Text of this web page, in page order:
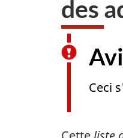
des
Ceci